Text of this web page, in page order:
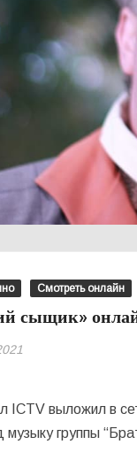
Смотреть онлайн
сыщик»
ICTV выложил в
музыку группы